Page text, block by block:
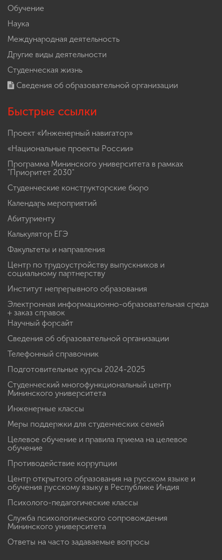
Обучение
Наука
Международная деятельность
Другие виды деятельности
Студенческая жизнь
Сведения об образовательной организации
Быстрые ссылки
Проект «Инженерный навигатор»
«Национальные проекты России»
Программа Мининского университета в рамках
"Приоритет 2030"
Студенческие конструкторские бюро
Календарь мероприятий
Абитуриенту
Калькулятор ЕГЭ
Факультеты и направления
Центр по трудоустройству выпускников и
социальному партнерству
Институт непрерывного образования
Электронная информационно-образовательная среда
+ заказ справок
Научный форсайт
Сведения об образовательной организации
Телефонный справочник
Подготовительные курсы 2024-2025
Студенческий многофункциональный центр
Мининского университета
Инженерные классы
Меры поддержки для студенческих семей
Целевое обучение и правила приема на целевое
обучение
Противодействие коррупции
Центр открытого образования на русском языке и
обучения русскому языку в Республике Индия
Психолого-педагогические классы
Служба психологического сопровождения
Мининского университета
Ответы на часто задаваемые вопросы